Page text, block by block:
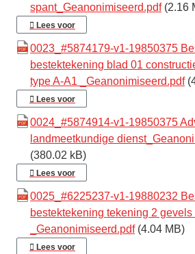
spant_Geanonimiseerd.pdf (2.16
Lees voor
0023_#5874179-v1-19850375
bestektekening blad 01
type A-A1 _Geanonimiseerd.pdf
Lees voor
0024_#5874914-v1-19850375
landmeetkundige
(380.02 kB)
Lees voor
0025_#6225237-v1-19880232
bestektekening tekening 2
_Geanonimiseerd.pdf (4.04 MB)
Lees voor